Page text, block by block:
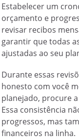
Estabelecer um
orçamento e
revisar recibos
garantir que todas
ajustadas ao seu
Durante essas
honesto com você
planejado, procure
Essa consistência
progressos, mas
financeiros na linha.